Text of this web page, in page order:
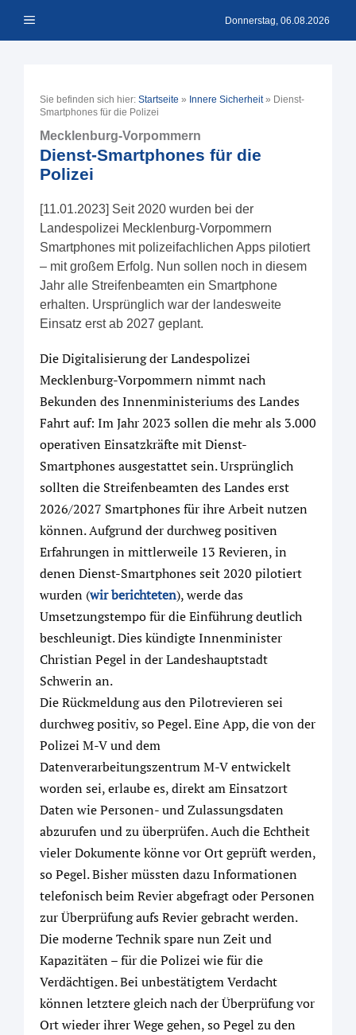
Inhalt Menü Donnerstag, 06.08.2026
Sie befinden sich hier: Startseite » Innere Sicherheit» Dienst-
Smartphones für die Polizei
Mecklenburg-Vorpommern
Dienst-Smartphones für die
Polizei
[11.01.2023] Seit 2020 wurden bei der
Landespolizei Mecklenburg-Vorpommern
Smartphones mit polizeifachlichen Apps pilotiert
– mit großem Erfolg. Nun sollen noch in diesem
Jahr alle Streifenbeamten ein Smartphone
erhalten. Ursprünglich war der landesweite
Einsatz erst ab 2027 geplant.
Die Digitalisierung der Landespolizei
Mecklenburg-Vorpommern nimmt nach
Bekunden des Innenministeriums des Landes
Fahrt auf: Im Jahr 2023 sollen die mehr als 3.000
operativen Einsatzkräfte mit Dienst-
Smartphones ausgestattet sein. Ursprünglich
sollten die Streifenbeamten des Landes erst
2026/2027 Smartphones für ihre Arbeit nutzen
können. Aufgrund der durchweg positiven
Erfahrungen in mittlerweile 13 Revieren, in
denen Dienst-Smartphones seit 2020 pilotiert
wurden (wir berichteten), werde das
Umsetzungstempo für die Einführung deutlich
beschleunigt. Dies kündigte Innenminister
Christian Pegel in der Landeshauptstadt
Schwerin an.
Die Rückmeldung aus den Pilotrevieren sei
durchweg positiv, so Pegel. Eine App, die von der
Polizei M-V und dem
Datenverarbeitungszentrum M-V entwickelt
worden sei, erlaube es, direkt am Einsatzort
Daten wie Personen- und Zulassungsdaten
abzurufen und zu überprüfen. Auch die Echtheit
vieler Dokumente könne vor Ort geprüft werden,
so Pegel. Bisher müssten dazu Informationen
telefonisch beim Revier abgefragt oder Personen
zur Überprüfung aufs Revier gebracht werden.
Die moderne Technik spare nun Zeit und
Kapazitäten – für die Polizei wie für die
Verdächtigen. Bei unbestätigtem Verdacht
können letztere gleich nach der Überprüfung vor
Ort wieder ihrer Wege gehen, so Pegel zu den